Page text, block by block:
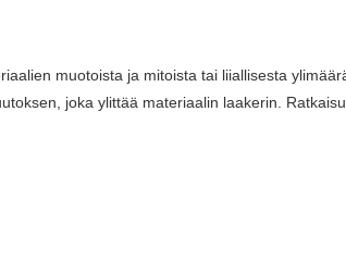
muotoista ja mitoista tai liiallisesta
joka ylittää materiaalin laakerin.